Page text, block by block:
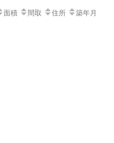
面積 間取 住所 築年月